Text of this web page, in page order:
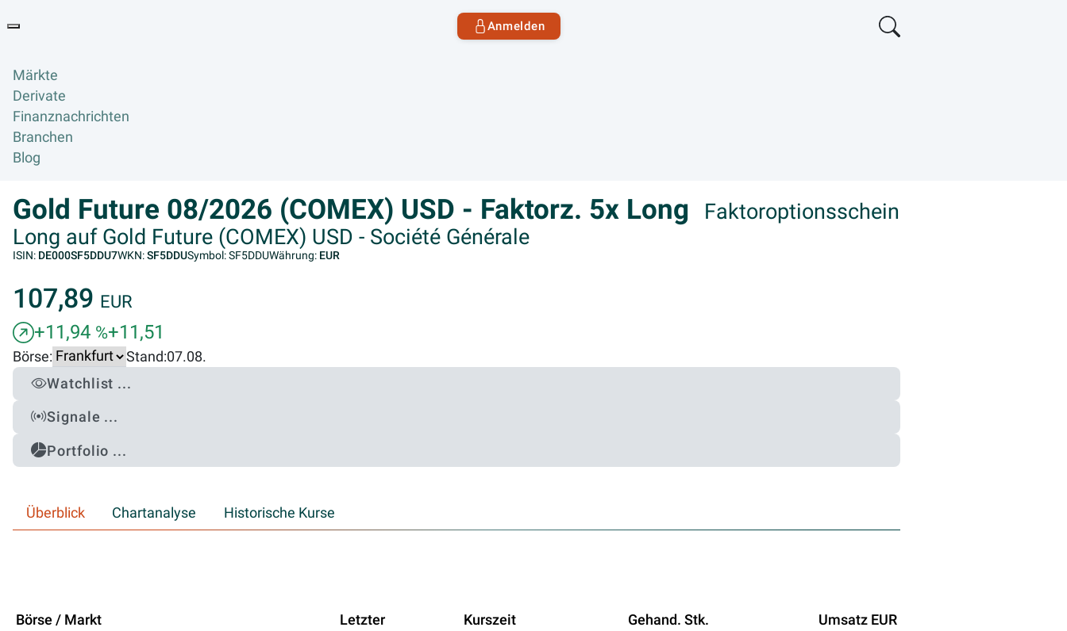
Anmelden
Märkte
Derivate
Finanznachrichten
Branchen
Blog
Gold Future 08/2026 (COMEX) USD - Faktorz. 5x Long
Faktoroptionsschein
Long auf Gold Future (COMEX) USD - Société Générale
ISIN: DE000SF5DDU7WKN:SF5DDUSymbol: SF5DDUWährung: EUR
107,89 EUR
+11,94 %+11,51
Börse: Stand:07.08.
Watchlist ...
Signale ...
Portfolio ...
Überblick Chartanalyse Historische Kurse
Börse / Markt Letzter Kurszeit Gehand. Stk.
Umsatz EUR